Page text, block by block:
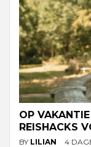
OP
REISHACKS
BY LILIAN 4